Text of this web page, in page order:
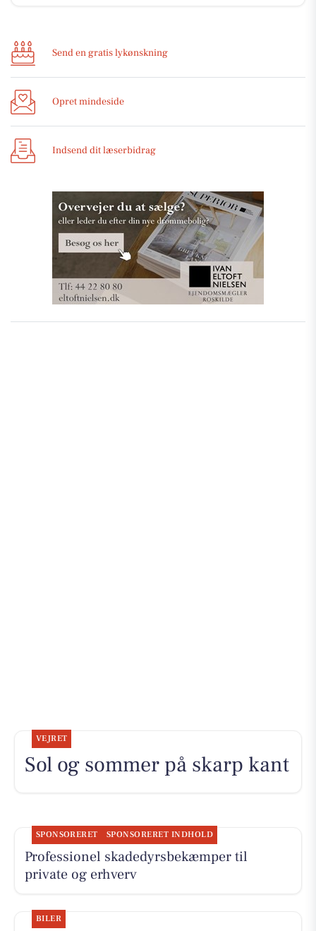
Send en gratis lykønskning
Opret mindeside
Indsend dit læserbidrag
VEJRET
Sol og sommer på skarp kant
SPONSORERET SPONSORERET INDHOLD
Professionel skadedyrsbekæmper til
private og erhverv
BILER